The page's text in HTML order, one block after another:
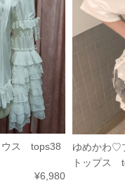
ウス tops38
¥6,980
ゆめかわ♡
トップス